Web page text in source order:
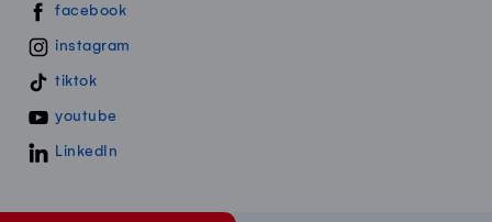
Swissmillk auf Social Media
facebook
instagram
tiktok
youtube
LinkedIn